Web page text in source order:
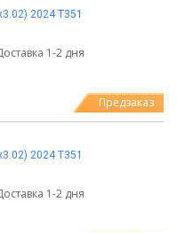
2024 T351
1-2 дня
Предзаказ
2024 T351
1-2 дня